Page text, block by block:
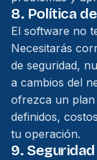
8. Política
El software no
Necesitarás
de seguridad,
a cambios del
ofrezca un plan
definidos,
tu operación.
9.